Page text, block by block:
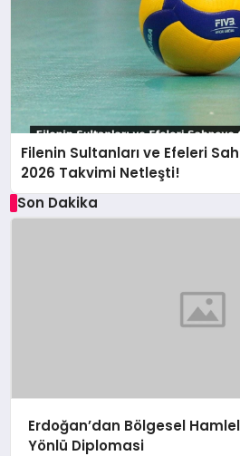
Filenin Sultanları ve Efeleri
2026 Takvimi Netleşti!
Son Dakika
Erdoğan’dan Bölgesel
Yönlü Diplomasi